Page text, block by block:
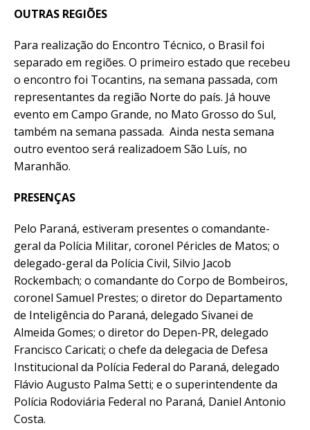
OUTRAS REGIÕES
Para realização do Encontro Técnico, o Brasil foi
separado em regiões. O primeiro estado que recebeu
o encontro foi Tocantins, na semana passada, com
representantes da região Norte do país. Já houve
evento em Campo Grande, no Mato Grosso do Sul,
também na semana passada. Ainda nesta semana
outro eventoo será realizadoem São Luís, no
Maranhão.
PRESENÇAS
Pelo Paraná, estiveram presentes o comandante-
geral da Polícia Militar, coronel Péricles de Matos; o
delegado-geral da Polícia Civil, Silvio Jacob
Rockembach; o comandante do Corpo de Bombeiros,
coronel Samuel Prestes; o diretor do Departamento
de Inteligência do Paraná, delegado Sivanei de
Almeida Gomes; o diretor do Depen-PR, delegado
Francisco Caricati; o chefe da delegacia de Defesa
Institucional da Polícia Federal do Paraná, delegado
Flávio Augusto Palma Setti; e o superintendente da
Polícia Rodoviária Federal no Paraná, Daniel Antonio
Costa.